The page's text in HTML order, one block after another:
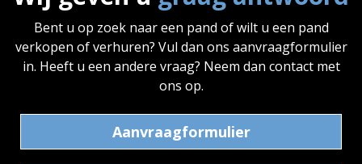
Bent u op zoek naar een pand of wilt u een pand
verkopen of verhuren? Vul dan ons aanvraagformulier
in. Heeft u een andere vraag? Neem dan contact met
ons op.
Aanvraagformulier